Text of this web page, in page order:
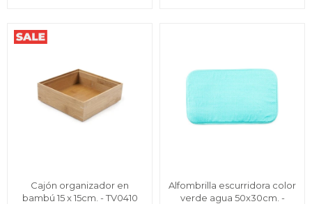
Cajón organizador en
bambú 15 x 15cm. - TV0410
Alfombrilla escurridora color
verde agua 50x30cm. -